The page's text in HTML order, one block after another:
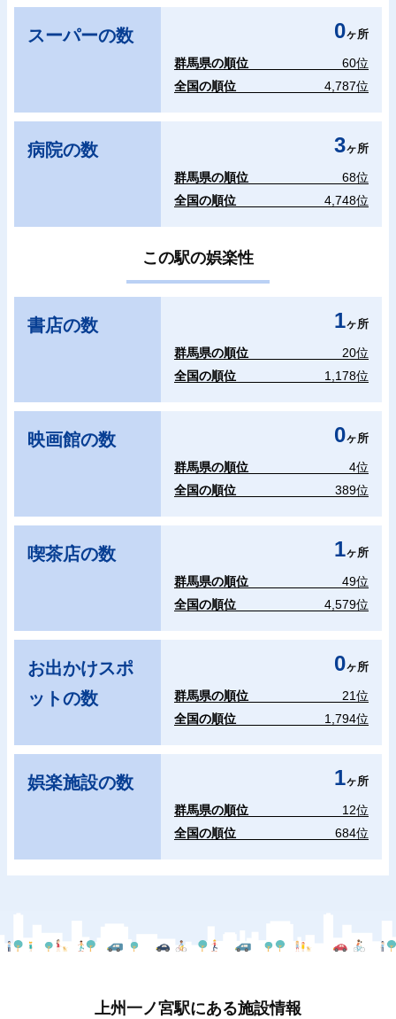
スーパーの数 0ヶ所
群馬県の順位
60位
全国の順位
4,787位
病院の数 3ヶ所
群馬県の順位
68位
全国の順位
4,748位
この駅の娯楽性
書店の数 1ヶ所
群馬県の順位
20位
全国の順位
1,178位
映画館の数 0ヶ所
群馬県の順位
4位
全国の順位
389位
喫茶店の数 1ヶ所
群馬県の順位
49位
全国の順位
4,579位
お出かけスポ
ットの数
0ヶ所
群馬県の順位
21位
全国の順位
1,794位
娯楽施設の数 1ヶ所
群馬県の順位
12位
全国の順位
684位
上州一ノ宮駅にある施設情報